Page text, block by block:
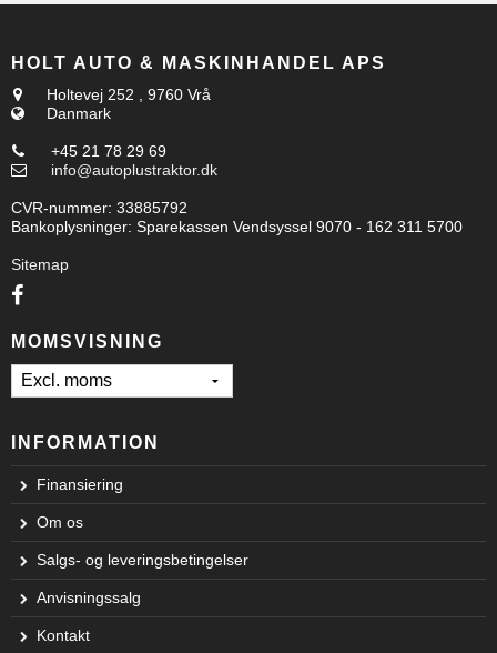
HOLT AUTO & MASKINHANDEL APS
Holtevej 252
9760 Vrå
Danmark
+45 21 78 29 69
info@autoplustraktor.dk
CVR-nummer: 33885792
Bankoplysninger: Sparekassen Vendsyssel 9070 - 162 311 5700
Sitemap
MOMSVISNING
INFORMATION
Finansiering
Om os
Salgs- og leveringsbetingelser
Anvisningssalg
Kontakt